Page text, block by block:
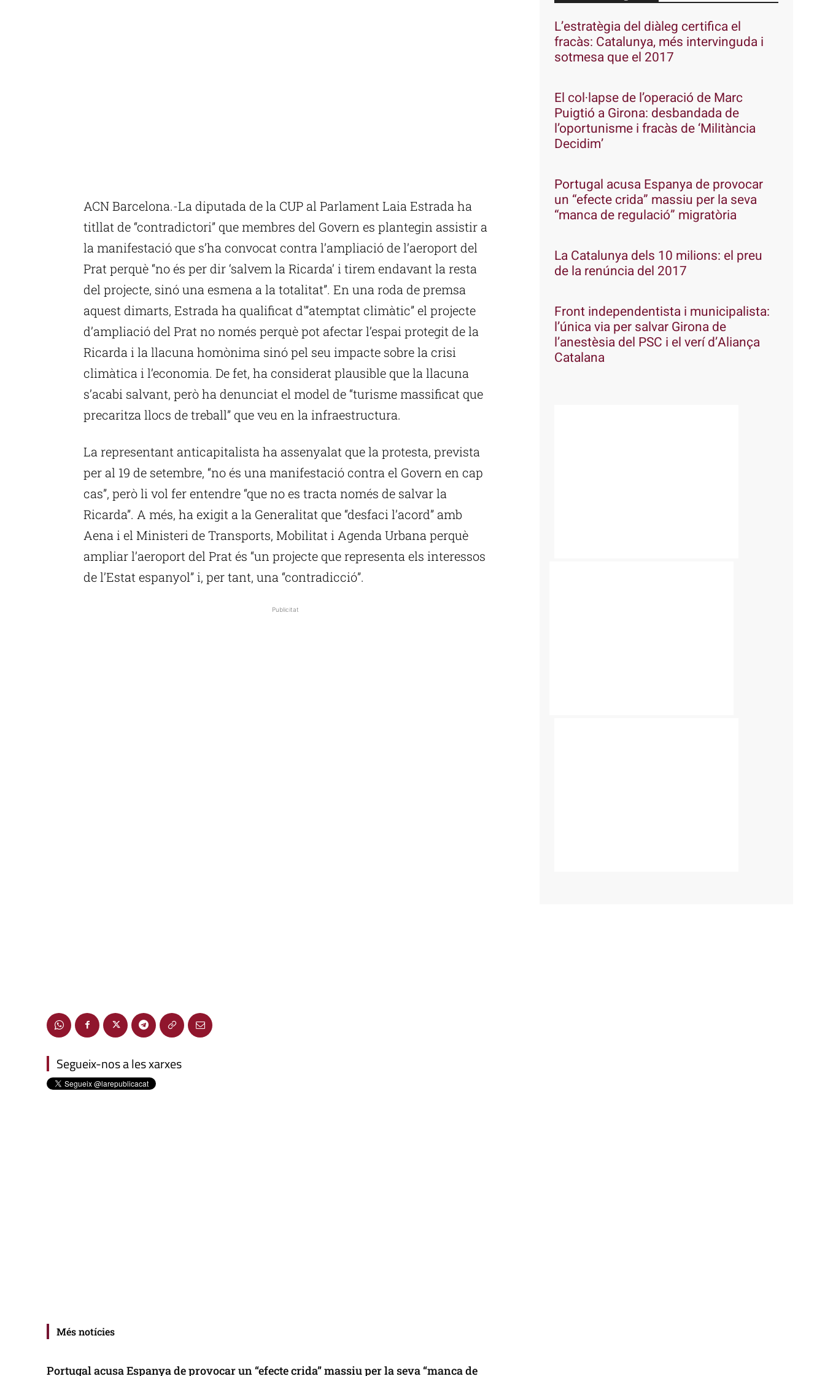
ACN Barcelona.-La diputada de la CUP al Parlament Laia Estrada ha
titllat de “contradictori” que membres del Govern es plantegin assistir a
la manifestació que s’ha convocat contra l’ampliació de l’aeroport del
Prat perquè “no és per dir ‘salvem la Ricarda’ i tirem endavant la resta
del projecte, sinó una esmena a la totalitat”. En una roda de premsa
aquest dimarts, Estrada ha qualificat d'”atemptat climàtic” el projecte
d’ampliació del Prat no només perquè pot afectar l’espai protegit de la
Ricarda i la llacuna homònima sinó pel seu impacte sobre la crisi
climàtica i l’economia. De fet, ha considerat plausible que la llacuna
s’acabi salvant, però ha denunciat el model de “turisme massificat que
precaritza llocs de treball” que veu en la infraestructura.
La representant anticapitalista ha assenyalat que la protesta, prevista
per al 19 de setembre, “no és una manifestació contra el Govern en cap
cas”, però li vol fer entendre “que no es tracta només de salvar la
Ricarda”. A més, ha exigit a la Generalitat que “desfaci l’acord” amb
Aena i el Ministeri de Transports, Mobilitat i Agenda Urbana perquè
ampliar l’aeroport del Prat és “un projecte que representa els interessos
de l’Estat espanyol” i, per tant, una “contradicció”.
Publicitat
Segueix-nos a les xarxes
Més notícies
Portugal acusa Espanya de provocar un “efecte crida” massiu per la seva “manca de
L’estratègia del diàleg certifica el
fracàs: Catalunya, més intervinguda i
sotmesa que el 2017
El col·lapse de l’operació de Marc
Puigtió a Girona: desbandada de
l’oportunisme i fracàs de ‘Militància
Decidim’
Portugal acusa Espanya de provocar
un “efecte crida” massiu per la seva
“manca de regulació” migratòria
La Catalunya dels 10 milions: el preu
de la renúncia del 2017
Front independentista i municipalista:
l’única via per salvar Girona de
l’anestèsia del PSC i el verí d’Aliança
Catalana